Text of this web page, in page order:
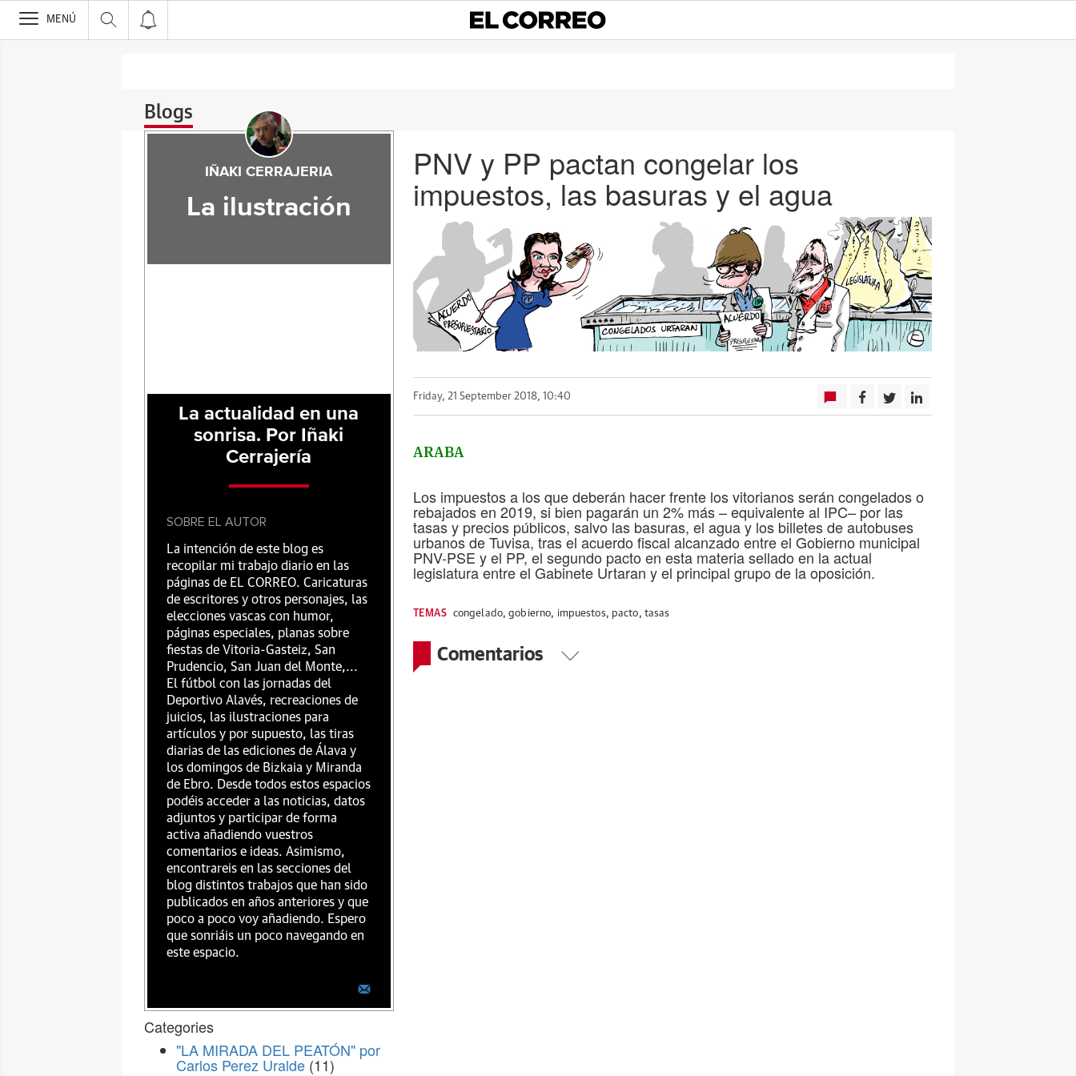
>
MENÚ
Blogs
PNV y PP pactan congelar los
impuestos, las basuras y el agua
Friday, 21 September 2018, 10:40
ARABA
Los impuestos a los que deberán hacer frente los vitorianos serán congelados o
rebajados en 2019, si bien pagarán un 2% más – equivalente al IPC– por las
tasas y precios públicos, salvo las basuras, el agua y los billetes de autobuses
urbanos de Tuvisa, tras el acuerdo fiscal alcanzado entre el Gobierno municipal
PNV-PSE y el PP, el segundo pacto en esta materia sellado en la actual
legislatura entre el Gabinete Urtaran y el principal grupo de la oposición.
TEMAS congelado,gobierno, impuestos, pacto, tasas
Comentarios
IÑAKI CERRAJERIA
La ilustración
La actualidad en una
sonrisa. Por Iñaki
Cerrajería
SOBRE EL AUTOR
La intención de este blog es
recopilar mi trabajo diario en las
páginas de EL CORREO. Caricaturas
de escritores y otros personajes, las
elecciones vascas con humor,
páginas especiales, planas sobre
fiestas de Vitoria-Gasteiz, San
Prudencio, San Juan del Monte,...
El fútbol con las jornadas del
Deportivo Alavés, recreaciones de
juicios, las ilustraciones para
artículos y por supuesto, las tiras
diarias de las ediciones de Álava y
los domingos de Bizkaia y Miranda
de Ebro. Desde todos estos espacios
podéis acceder a las noticias, datos
adjuntos y participar de forma
activa añadiendo vuestros
comentarios e ideas. Asimismo,
encontrareis en las secciones del
blog distintos trabajos que han sido
publicados en años anteriores y que
poco a poco voy añadiendo. Espero
que sonriáis un poco navegando en
este espacio.
Categories
"LA MIRADA DEL PEATÓN" por
Carlos Perez Uralde (11)